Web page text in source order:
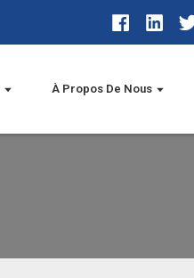
À Propos De Nous